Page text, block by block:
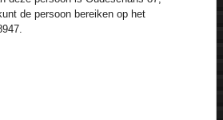
de persoon bereiken op het
.